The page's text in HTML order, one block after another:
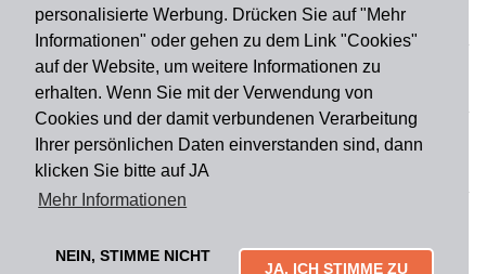
personalisierte Werbung. Drücken Sie auf "Mehr
Informationen" oder gehen zu dem Link "Cookies"
auf der Website, um weitere Informationen zu
erhalten. Wenn Sie mit der Verwendung von
Cookies und der damit verbundenen Verarbeitung
Ihrer persönlichen Daten einverstanden sind, dann
klicken Sie bitte auf JA
Mehr Informationen
NEIN, STIMME NICHT
JA, ICH STIMME ZU
Versandart
Du findest uns auch auf
Informationen
Impressum Widerruf
Mytailor croodles